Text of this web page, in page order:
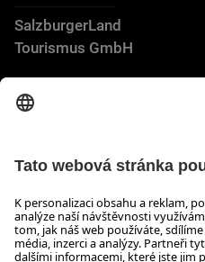
SalzburgerLand
Tourismus GmbH
Wiener Bundesstraße 23
5300 Hallwang
OTEVÍRACÍ DOBA
Těšíme se na Vaši